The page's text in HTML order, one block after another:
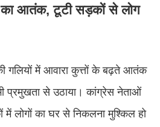
का आतंक, टूटी सड़कों से लोग
गलियों में आवारा कुत्तों के बढ़ते आतंक
प्रमुखता से उठाया। कांग्रेस नेताओं
में लोगों का घर से निकलना मुश्किल हो